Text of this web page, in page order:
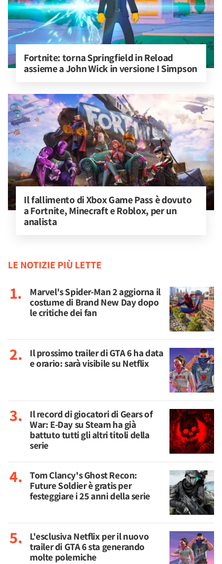
Fortnite: torna Springfield in Reload
assieme a John Wick in versione I Simpson
Il fallimento di Xbox Game Pass è dovuto
a Fortnite, Minecraft e Roblox, per un
analista
LE NOTIZIE PIÙ LETTE
Marvel's Spider-Man 2 aggiorna il
costume di Brand New Day dopo
le critiche dei fan
Il prossimo trailer di GTA 6 ha data
e orario: sarà visibile su Netflix
Il record di giocatori di Gears of
War: E-Day su Steam ha già
battuto tutti gli altri titoli della
serie
Tom Clancy's Ghost Recon:
Future Soldier è gratis per
festeggiare i 25 anni della serie
L'esclusiva Netflix per il nuovo
trailer di GTA 6 sta generando
molte polemiche